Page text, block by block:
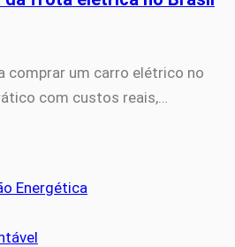
comprar um carro elétrico no
com custos reais,…
Energética